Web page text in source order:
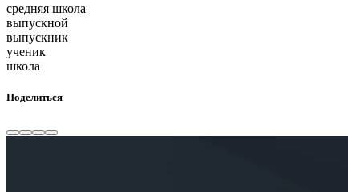
средняя школа
выпускной
выпускник
ученик
школа
Поделиться